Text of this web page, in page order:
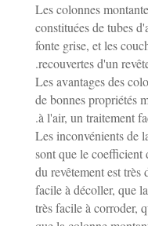
Les colonnes
constituées de tubes
fonte grise, et les
recouvertes d'un
Les avantages des
de bonnes propriétés
à l'air, un traitement
Les inconvénients de
sont que le coefficient
du revêtement est très
facile à décoller, que
très facile à corroder,